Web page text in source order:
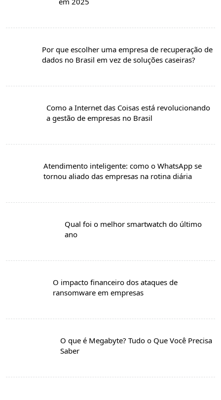
Por que escolher uma empresa de recuperação de
dados no Brasil em vez de soluções caseiras?
Como a Internet das Coisas está revolucionando
a gestão de empresas no Brasil
Atendimento inteligente: como o WhatsApp se
tornou aliado das empresas na rotina diária
Qual foi o melhor smartwatch do último
ano
O impacto financeiro dos ataques de
ransomware em empresas
O que é Megabyte? Tudo o Que Você Precisa
Saber